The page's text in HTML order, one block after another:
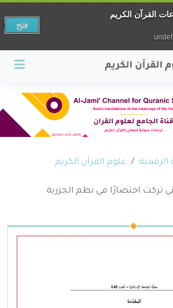
الرقمية
علوم القرآن الكريم
تركت اختصارًا في نظم الجزرية
القرآن الكريم
فتح